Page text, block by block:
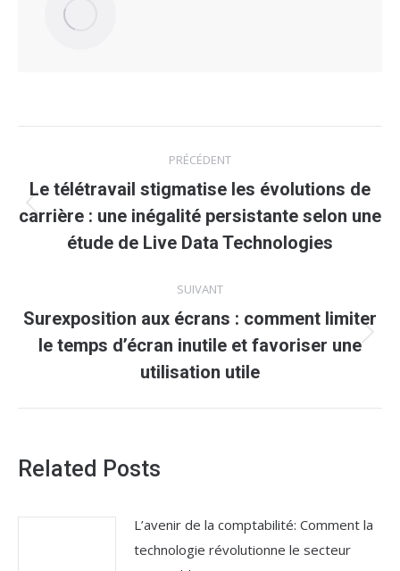
article
PRÉCÉDENT
Article
précédent
Le télétravail stigmatise les évolutions de
carrière : une inégalité persistante selon une
étude de Live Data Technologies
SUIVANT
Article
suivant
Surexposition aux écrans : comment limiter
le temps d’écran inutile et favoriser une
utilisation utile
Related Posts
L’avenir de la comptabilité: Comment la
technologie révolutionne le secteur